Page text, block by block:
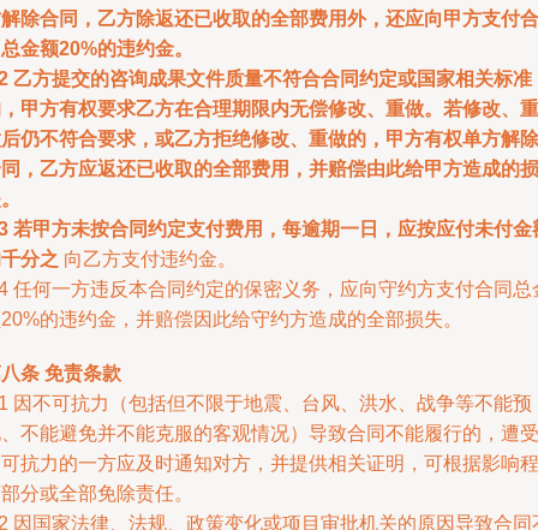
除合同，乙方除返还已收取的全部费用外，还应向甲方支付合
金额20%的违约金。
乙方提交的咨询成果文件质量不符合合同约定或国家相关标准
甲方有权要求乙方在合理期限内无偿修改、重做。若修改、重
仍不符合要求，或乙方拒绝修改、重做的，甲方有权单方解除
，乙方应返还已收取的全部费用，并赔偿由此给甲方造成的损
若甲方未按合同约定支付费用，每逾期一日，应按应付未付金
分之 向乙方支付违约金。
任何一方违反本合同约定的保密义务，应向守约方支付合同总
的违约金，并赔偿因此给守约方造成的全部损失。
条 免责条款
因不可抗力（包括但不限于地震、台风、洪水、战争等不能预
不能避免并不能克服的客观情况）导致合同不能履行的，遭受
抗力的一方应及时通知对方，并提供相关证明，可根据影响程
分或全部免除责任。
因国家法律、法规、政策变化或项目审批机关的原因导致合同